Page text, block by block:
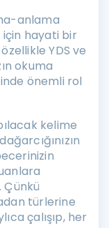
anlama
için hayati bir
YDS ve
okuma
önemli rol
kelime
Çünkü
türlerine
çalışıp, her